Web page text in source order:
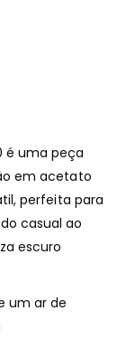
é uma peça
em acetato
perfeita para
casual ao
escuro
um ar de